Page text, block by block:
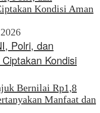
Polri, dan
Kondisi